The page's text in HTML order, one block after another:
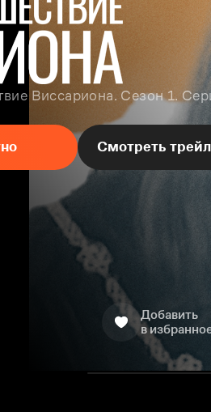
Виссариона. Сезон 1.
Смотреть
Добавить
в